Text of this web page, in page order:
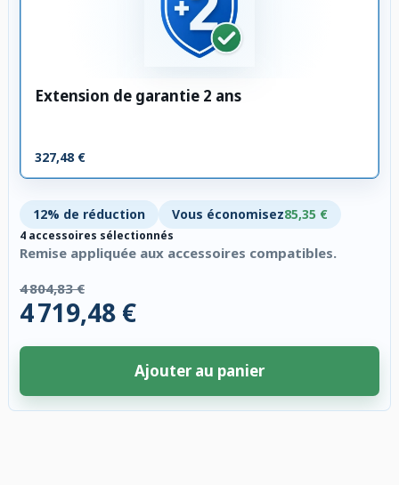
Extension de garantie 2 ans
327,48 €
12% de réduction Vous économisez85,35 €
4 accessoires sélectionnés
Remise appliquée aux accessoires compatibles.
4 804,83 €
4 719,48 €
Ajouter au panier